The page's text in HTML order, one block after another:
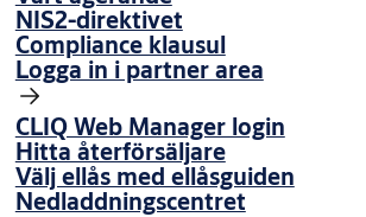
NIS2-direktivet
Compliance klausul
Logga in i partner area
CLIQ Web Manager login
Hitta återförsäljare
Välj ellås med ellåsguiden
Nedladdningscentret